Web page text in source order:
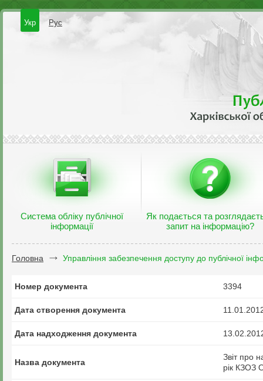
Укр Рус
Система обліку публічної
інформації
Як подається та
запит на інформацію?
Головна Управління забезпечення доступу до публічної
Номер документа 3394
Дата створення документа
Дата надходження документа
Назва документа
Звіт про
рік КЗОЗ